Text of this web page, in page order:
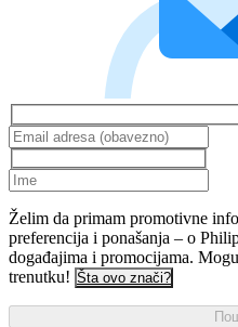
Želim da primam promotivne
preferencija i ponašanja – o
događajima i promocijama.
trenutku! Šta ovo znači?